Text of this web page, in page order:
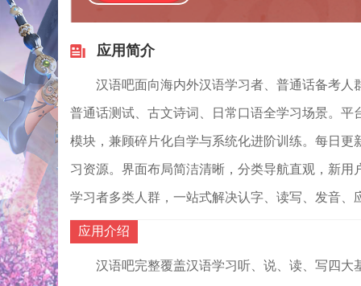
应用简介
汉语吧面向海内外汉语学习者、普通话备考
普通话测试、古文诗词、日常口语全学习场景。
模块，兼顾碎片化自学与系统化进阶训练。每日
习资源。界面布局简洁清晰，分类导航直观，新
学习者多类人群，一站式解决认字、读写、发音、
应用介绍
汉语吧完整覆盖汉语学习听、说、读、写四